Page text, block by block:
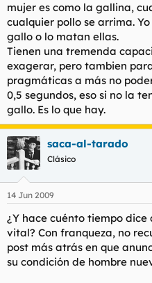
mujer es como la gallina,
cualquier pollo se arrima.
gallo o lo matan ellas.
Tienen una tremenda
exagerar, pero tambien
pragmáticas a más no
0,5 segundos, eso si no la
gallo. Es lo que hay.
saca-al-tarado
Clásico
14 Jun 2009
¿Y hace cuénto tiempo dice
vital? Con franqueza, no
post más atrás en que
su condición de hombre